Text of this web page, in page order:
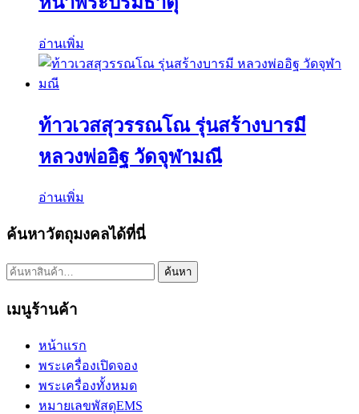
อ่านเพิ่ม
ท้าวเวสสุวรรณโณ รุ่นสร้างบารมี
หลวงพ่ออิฐ วัดจุฬามณี
อ่านเพิ่ม
ค้นหาวัตถุมงคลได้ที่นี่
ค้นหา: ค้นหา
เมนูร้านค้า
หน้าแรก
พระเครื่องเปิดจอง
พระเครื่องทั้งหมด
หมายเลขพัสดุEMS